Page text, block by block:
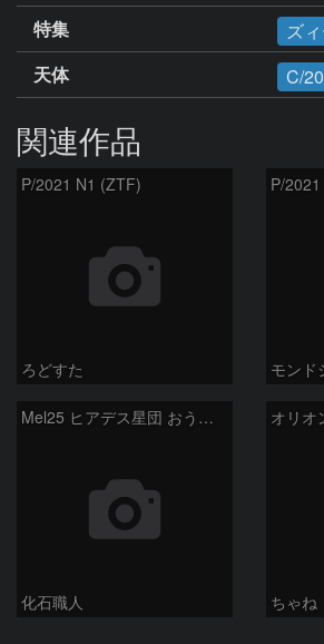
特集
ズ
天体
C/
関連作品
P/2021 N1 (ZTF)
ろどすた
P/
モンド
Mel25 ヒアデス星団 おうし座
化石職人
オリオ
ちゃね